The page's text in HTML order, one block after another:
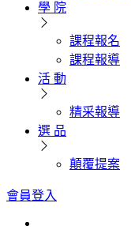
學 院
課程報名
課程報導
活 動
精采報導
選 品
顛覆提案
會員登入